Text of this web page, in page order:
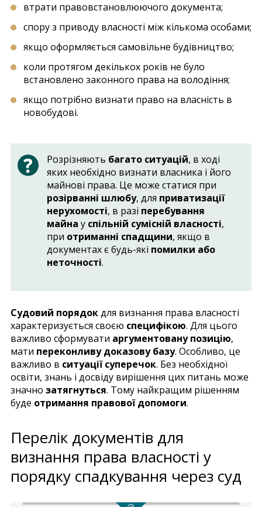
втрати правовстановлюючого документа;
спору з приводу власності між кількома особами;
якщо оформляється самовільне будівництво;
коли протягом декількох років не було
встановлено законного права на володіння;
якщо потрібно визнати право на власність в
новобудові.
Розрізняють багато ситуацій, в ході
яких необхідно визнати власника і його
майнові права. Це може статися при
розірванні шлюбу, для приватизації
нерухомості, в разі перебування
майна у спільній сумісній власності,
при отриманні спадщини, якщо в
документах є будь-які помилки або
неточності.
Судовий порядокдля визнання права власності
характеризується своєю специфікою. Для цього
важливо сформувати аргументовану позицію,
мати переконливу доказову базу. Особливо, це
важливо в ситуації суперечок. Без необхідної
освіти, знань і досвіду вирішення цих питань може
значно затягнуться. Тому найкращим рішенням
буде отримання правової допомоги.
Перелік документів для
визнання права власності у
порядку спадкування через суд